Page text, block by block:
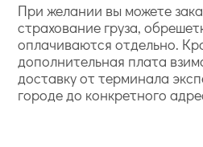
При желании вы можете
страхование груза,
оплачиваются отдельно.
дополнительная плата
доставку от терминала
городе до конкретного